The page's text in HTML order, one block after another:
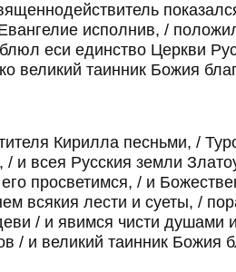
исполнив, /
еси единство Церкви
великий таинник Божия
Кирилла песньми, /
/ и всея Русския земли
просветимся, / и
всякия лести и суеты, /
/ и явимся чисти душами
/ и великий таинник Божия